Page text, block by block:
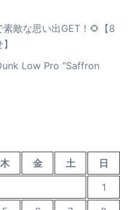
敵な思い出GET！🌻【8
Low Pro “Saffron
木 金 土
日
1